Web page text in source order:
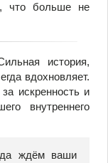
что больше не
история,
вдохновляет.
искренность и
внутреннего
ждём ваши